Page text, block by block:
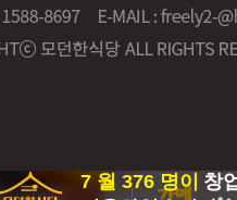
7 월 376 명이 창